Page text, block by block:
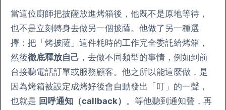
當這位廚師把披薩放進烤箱後，他既不是原地等待，
也不是立刻轉身去做另一個披薩。他做了另一種選
擇：把「烤披薩」這件耗時的工作完全委託給烤箱，
然後徹底釋放自己 ，去做不同類型的事情，例如到前
台接聽電話訂單或服務顧客。他之所以能這麼做，是
因為烤箱被設定成烤好後會自動發出「叮」的一聲，
也就是 回呼通知（callback） 。等他聽到通知聲，再